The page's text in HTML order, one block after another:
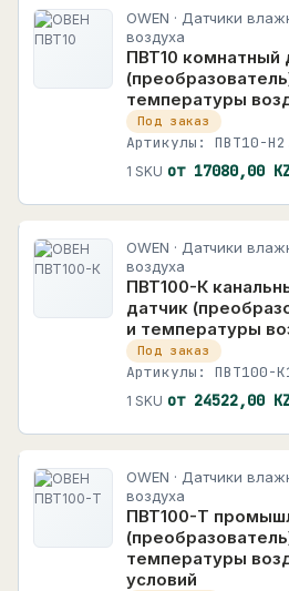
OWEN · Датчики
воздуха
ПВТ10 комнатный
температуры
Под заказ
Артикулы: ПВТ10-
1 SKU от 17080,00
OWEN · Датчики
воздуха
ПВТ100-К
датчик
и температуры
Под заказ
Артикулы: ПВТ100-
1 SKU от 24522,00
OWEN · Датчики
воздуха
ПВТ100-Т
температуры
условий